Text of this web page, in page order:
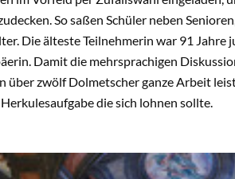
So saßen Schüler neben
Die älteste Teilnehmerin war 91
Damit die mehrsprachigen
über zwölf Dolmetscher ganze Arbeit
die sich lohnen sollte.